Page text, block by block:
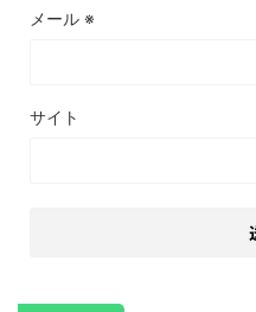
メール ※
サイト